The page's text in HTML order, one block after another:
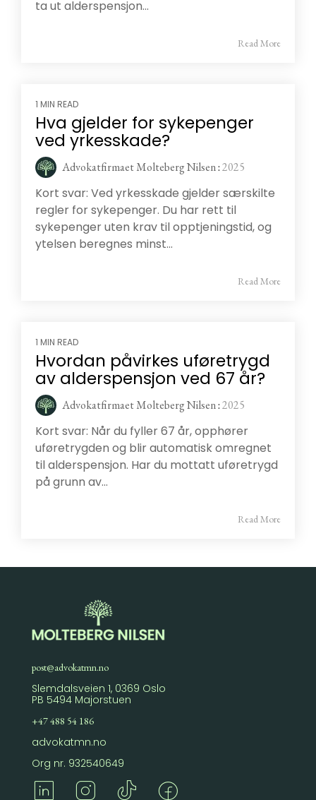
ta ut alderspensjon...
Read More
1 MIN READ
Hva gjelder for sykepenger
ved yrkesskade?
Advokatfirmaet Molteberg Nilsen:2025
Kort svar: Ved yrkesskade gjelder særskilte
regler for sykepenger. Du har rett til
sykepenger uten krav til opptjeningstid, og
ytelsen beregnes minst...
Read More
1 MIN READ
Hvordan påvirkes uføretrygd
av alderspensjon ved 67 år?
Advokatfirmaet Molteberg Nilsen:2025
Kort svar: Når du fyller 67 år, opphører
uføretrygden og blir automatisk omregnet
til alderspensjon. Har du mottatt uføretrygd
på grunn av...
Read More
post@advokatmn.no
Slemdalsveien 1, 0369 Oslo
PB 5494 Majorstuen
+47 488 54 186
advokatmn.no
Org nr. 932540649